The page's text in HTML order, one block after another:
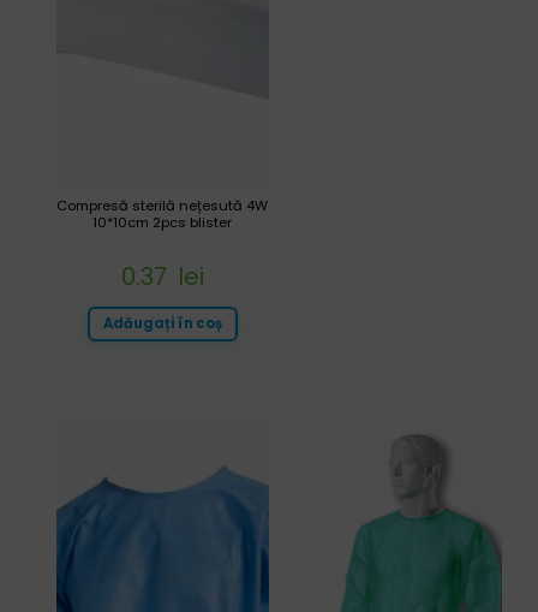
Compresă sterilă nețesută 4W
10*10cm 2pcs blister
0.37 lei
Adăugați în coș